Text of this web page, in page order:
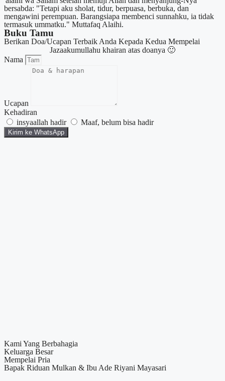
bersabda: "Tetapi aku sholat, tidur, berpuasa, berbuka, dan
mengawini perempuan. Barangsiapa membenci sunnahku, ia tidak
termasuk ummatku." Muttafaq Alaihi.
Buku Tamu
Berikan Doa/Ucapan Terbaik Anda Kepada Kedua Mempelai
Jazaakumullahu khairan atas doanya 🙂
Nama
Ucapan
Kehadiran
insyaallah hadir
Maaf, belum bisa hadir
Kirim ke WhatsApp
Kami Yang Berbahagia
Keluarga Besar
Mempelai Pria
Bapak Riduan Mulkan & Ibu Ade Riyani Mayasari